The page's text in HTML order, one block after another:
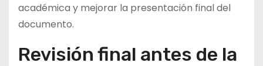
académica y mejorar la presentación final del
documento.
Revisión final antes de la